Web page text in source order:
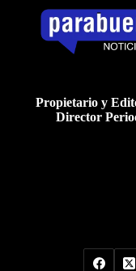
Propietario y
Director